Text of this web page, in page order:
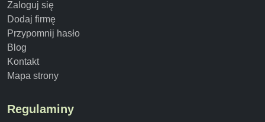
Zaloguj się
Dodaj firmę
Przypomnij hasło
Blog
Kontakt
Mapa strony
Regulaminy